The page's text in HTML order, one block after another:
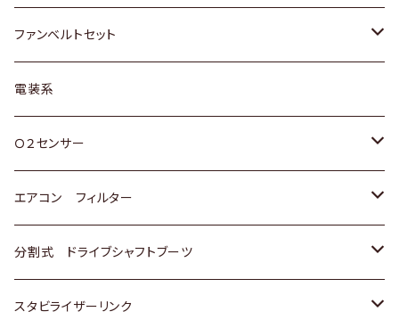
スバル
日野
マツダ
三菱
スバル
マツダ
ダイハツ
マツダ
三菱
スバル
スズキ
日産
ダイハツ
マツダ
三菱
スバル
トヨタ
スズキ
ダイハツ
三菱
スバル
ファンベルトセット
トヨタ
ホンダ
スズキ
日産
いすゞ
電装系
Ｏ２センサー
トヨタ
ホンダ
スズキ
エアコン フィルター
トヨタ
ホンダ
分割式 ドライブシャフトブーツ
トヨタ
スタビライザーリンク